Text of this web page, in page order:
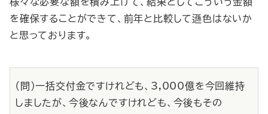
を確保することができて、前年と比較して遜色はないか
と思っております。
（問）一括交付金ですけれども、3,000億を今回維持
しましたが、今後なんですけれども、今後もその